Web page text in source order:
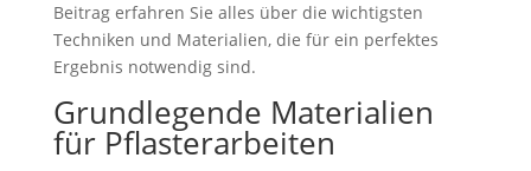
Beitrag erfahren Sie alles über die wichtigsten
Techniken und Materialien, die für ein perfektes
Ergebnis notwendig sind.
Grundlegende Materialien
für Pflasterarbeiten